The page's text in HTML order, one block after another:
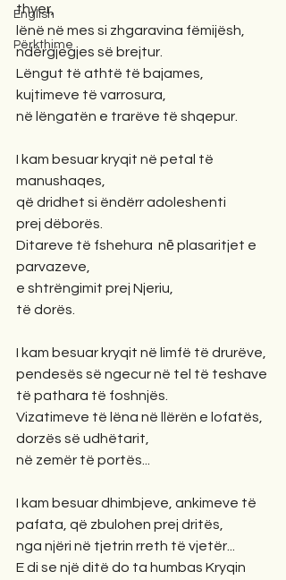
English
Përkthime
thyer,
lënë në mes si zhgaravina fëmijësh,
ndërgjegjes së brejtur.
Lëngut të athtë të bajames,
kujtimeve të varrosura,
në lëngatën e trarëve të shqepur.
I kam besuar kryqit në petal të
manushaqes,
që dridhet si ëndërr adoleshenti
prej dëborës.
Ditareve të fshehura  nē plasaritjet e
parvazeve,
e shtrëngimit prej Njeriu,
të dorës.
I kam besuar kryqit në limfë të drurëve,
pendesës së ngecur në tel të teshave
të pathara të foshnjës.
Vizatimeve të lëna në llërën e lofatës,
dorzës së udhëtarit,
në zemër të portës...
I kam besuar dhimbjeve, ankimeve të
pafata, që zbulohen prej dritës,
nga njëri në tjetrin rreth të vjetër...
E di se një ditë do ta humbas Kryqin